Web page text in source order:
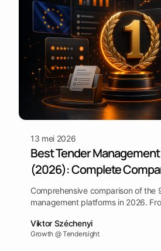
13 mei 2026
Best Tender
(2026): Complete
Comprehensive comparison of the
management platforms in 2026.
— features, pricing, and honest
you choose.
Viktor Széchenyi
Growth @ Tendersight